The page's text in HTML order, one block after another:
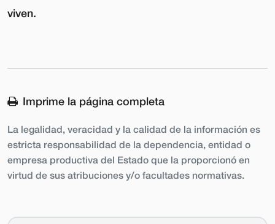
viven.
Imprime la página completa
La legalidad, veracidad y la calidad de la información es
estricta responsabilidad de la dependencia, entidad o
empresa productiva del Estado que la proporcionó en
virtud de sus atribuciones y/o facultades normativas.